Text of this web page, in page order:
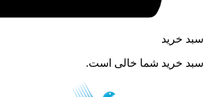
سبد خرید
سبد خرید شما خالی است.